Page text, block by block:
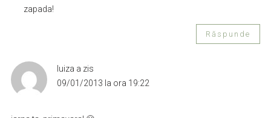
zapada!
Răspunde
luiza a zis
09/01/2013 la ora 19:22